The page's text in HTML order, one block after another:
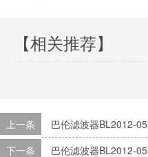
【相关推荐】
上一条
巴伦滤波器BL2012-
下一条
巴伦滤波器BL2012-